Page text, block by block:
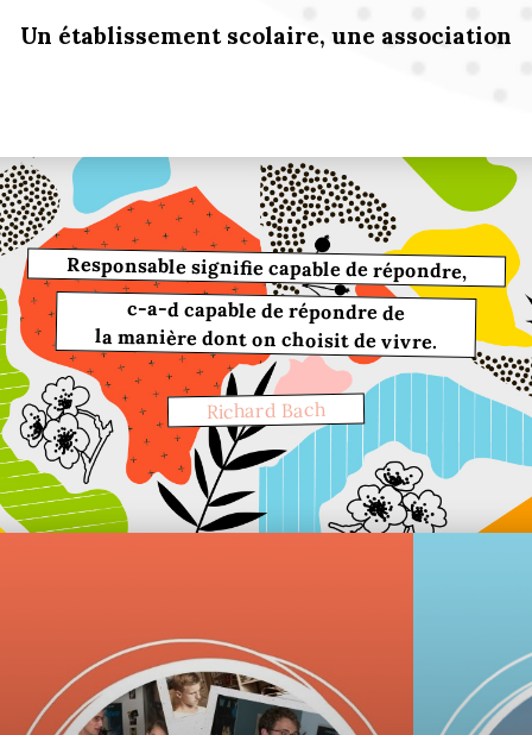
Un établissement scolaire, une association
Responsable signifie capable de répondre,
c-a-d capable de répondre de
la manière dont on choisit de vivre.
Richard Bach